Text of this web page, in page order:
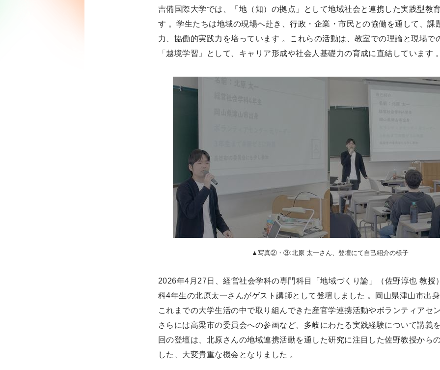
吉備国際大学では、「地（知）の拠点」として地域社会と連携した実践型教
す 。学生たちは地域の現場へ赴き、行政・企業・市民との協働を通して、課
力、協働的実践力を培っています 。これらの活動は、教室での理論と現場で
「越境学習」として、キャリア形成や社会人基礎力の育成に直結しています
▲写真②・③:北原 太一さん、登壇にて自己紹介の様子
2026年4月27日、経営社会学科の専門科目「地域づくり論」（佐野淳也 教授
科4年生の北原太一さんがゲスト講師として登壇しました 。岡山県津山市出
これまでの大学生活の中で取り組んできた産官学連携活動やボランティアセ
さらには高梁市の委員会への参画など、多岐にわたる実践経験について講義
回の登壇は、北原さんの地域連携活動を通した研究に注目した佐野教授から
した、大変貴重な機会となりました 。